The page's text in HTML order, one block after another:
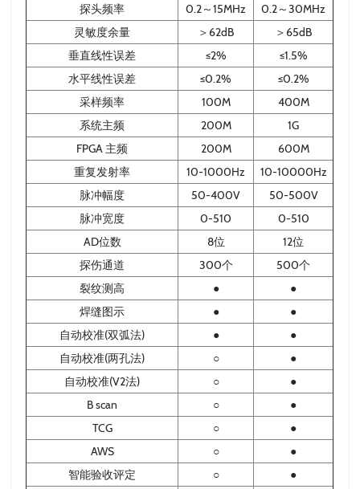
探头频率
0.2～15MHz
0.2～30MHz
灵敏度余量
＞62dB
＞65dB
垂直线性误差
≤2%
≤1.5%
水平线性误差
≤0.2%
≤0.2%
采样频率
100M
400M
系统主频
200M
1G
FPGA 主频
200M
600M
重复发射率
10-1000Hz
10-10000Hz
脉冲幅度
50-400V
50-500V
脉冲宽度
0-510
0-510
AD位数
8位
12位
探伤通道
300个
500个
裂纹测高
●
●
焊缝图示
●
●
自动校准(双弧法)
●
●
自动校准(两孔法)
○
●
自动校准(V2法)
○
●
B scan
○
●
TCG
○
●
AWS
○
●
智能验收评定
○
●